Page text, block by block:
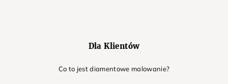
Dla Klientów
Co to jest diamentowe malowanie?